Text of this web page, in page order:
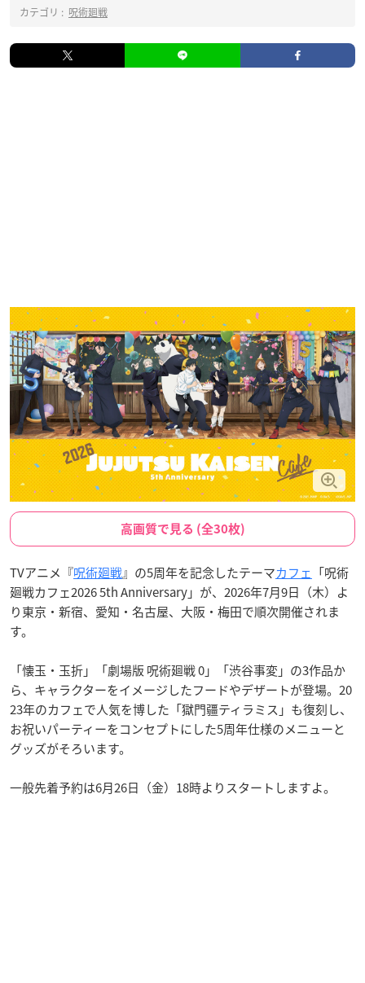
カテゴリ : 呪術廻戦
高画質で見る (全30枚)
TVアニメ『呪術廻戦』の5周年を記念したテーマカフェ 「呪術
廻戦カフェ2026 5th Anniversary」が、2026年7月9日（木）よ
り東京・新宿、愛知・名古屋、大阪・梅田で順次開催されま
す。
「懐玉・玉折」「劇場版 呪術廻戦 0」「渋谷事変」の3作品か
ら、キャラクターをイメージしたフードやデザートが登場。20
23年のカフェで人気を博した「獄門疆ティラミス」も復刻し、
お祝いパーティーをコンセプトにした5周年仕様のメニューと
グッズがそろいます。
一般先着予約は6月26日（金）18時よりスタートしますよ。